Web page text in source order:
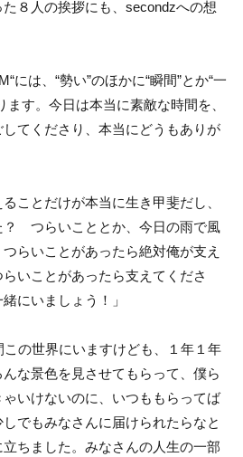
８人の挨拶にも、secondzへの想
には、“勢い”のほかに“瞬間”とか“一
ます。今日は本当に素敵な時間を、
てくださり、本当にどうもありが
ることだけが本当に生き甲斐だし、
？ つらいこととか、今日の雨で風
らいことがあったら絶対俺が支え
いことがあったら支えてくださ
にいましょう！」
この世界にいますけども、１年１年
な景色を見させてもらって、僕ら
いけないのに、いつももらってば
でもみなさんに届けられたらなと
ちました。みなさんの人生の一部